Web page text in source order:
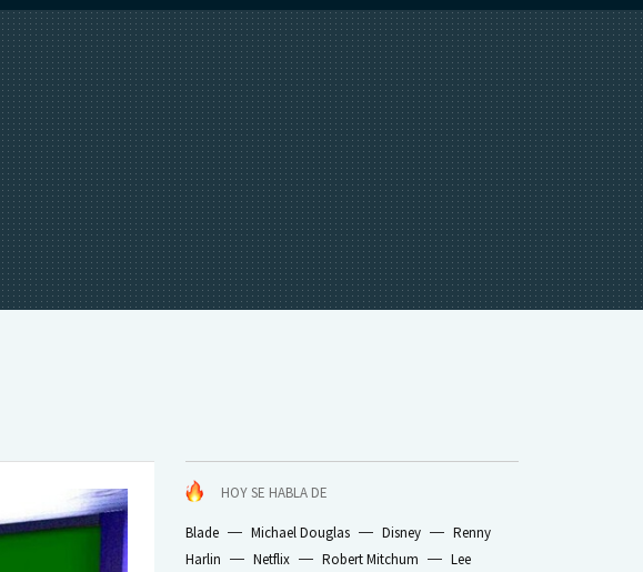
HOY SE HABLA DE
Blade Michael Douglas Disney
Renny
Harlin
Netflix Robert Mitchum
Lee